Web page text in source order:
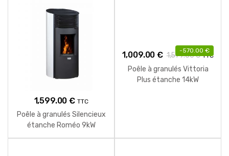
1,599.00€ TTC
Poêle à granulés Silencieux
étanche Roméo 9kW
-570.00 €
1,009.00€ 1,579.00€ TTC
Poêle à granulés Vittoria
Plus étanche 14kW